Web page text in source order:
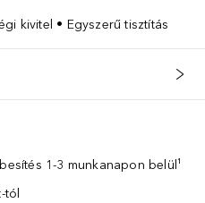
kivitel • Egyszerű tisztítás
1-3 munkanapon belül¹
tól